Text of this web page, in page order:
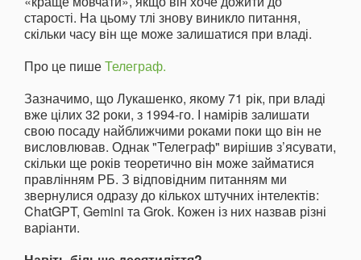
старості. На цьому тлі знову виникло питання,
скільки часу він ще може залишатися при владі.
Про це пишеТелеграф.
Зазначимо, що Лукашенко, якому 71 рік, при владі
вже цілих 32 роки, з 1994-го. І намірів залишати
свою посаду найближчими роками поки що він не
висловлював. Однак "Телеграф" вирішив з’ясувати,
скільки ще років теоретично він може займатися
правлінням РБ. З відповідним питанням ми
звернулися одразу до кількох штучних інтелектів:
ChatGPT, Gemini та Grok. Кожен із них назвав різні
варіанти.